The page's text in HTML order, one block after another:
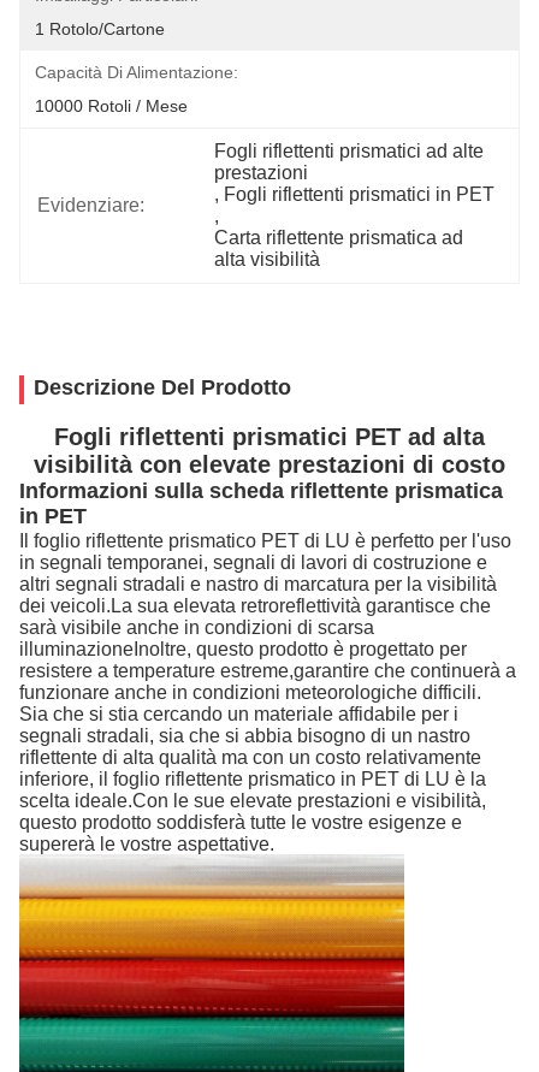
1 Rotolo/cartone
Capacità Di Alimentazione:
10000 Rotoli / Mese
Evidenziare:
Fogli riflettenti prismatici ad alte
prestazioni
, Fogli riflettenti prismatici in PET
,
Carta riflettente prismatica ad
alta visibilità
Descrizione Del Prodotto
Fogli riflettenti prismatici PET ad alta
visibilità con elevate prestazioni di costo
Informazioni sulla scheda riflettente prismatica
in PET
Il foglio riflettente prismatico PET di LU è perfetto per l'uso
in segnali temporanei, segnali di lavori di costruzione e
altri segnali stradali e nastro di marcatura per la visibilità
dei veicoli.La sua elevata retroreflettività garantisce che
sarà visibile anche in condizioni di scarsa
illuminazioneInoltre, questo prodotto è progettato per
resistere a temperature estreme,garantire che continuerà a
funzionare anche in condizioni meteorologiche difficili.
Sia che si stia cercando un materiale affidabile per i
segnali stradali, sia che si abbia bisogno di un nastro
riflettente di alta qualità ma con un costo relativamente
inferiore, il foglio riflettente prismatico in PET di LU è la
scelta ideale.Con le sue elevate prestazioni e visibilità,
questo prodotto soddisferà tutte le vostre esigenze e
supererà le vostre aspettative.